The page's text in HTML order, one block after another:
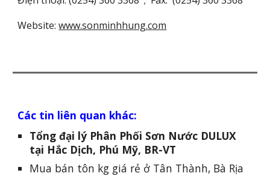
Website:www.sonminhhung.com
Các tin liên quan khác:
Tổng đại lý Phân Phối Sơn Nước DULUX
tại Hắc Dịch, Phú Mỹ, BR-VT
Mua bán tôn kg giá rẻ ở Tân Thành, Bà Rịa